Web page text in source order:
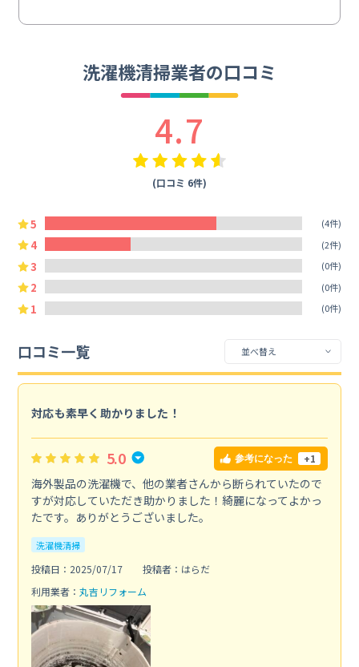
洗濯機清掃業者の口コミ
4.7
(口コミ 6件)
5 (4件)
4 (2件)
3 (0件)
2 (0件)
1 (0件)
口コミ一覧
対応も素早く助かりました！
5.0 参考になった +1
海外製品の洗濯機で、他の業者さんから断られていたので
すが対応していただき助かりました！綺麗になってよかっ
たです。ありがとうございました。
洗濯機清掃
投稿日：2025/07/17
投稿者：はらだ
利用業者： 丸吉リフォーム